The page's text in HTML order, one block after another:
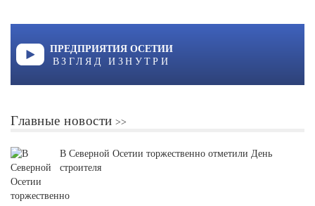
ПРЕДПРИЯТИЯ ОСЕТИИ
ВЗГЛЯД ИЗНУТРИ
Главные новости
В Северной Осетии торжественно отметили День
строителя